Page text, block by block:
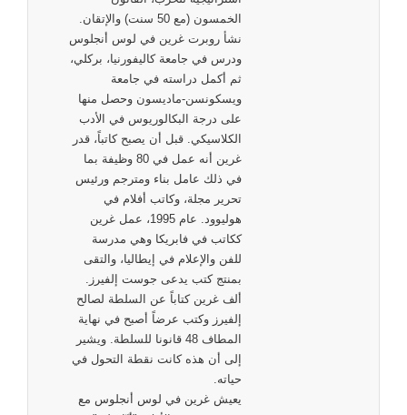
الخمسون (مع 50 سنت) والإتقان.
نشأ روبرت غرين في لوس أنجلوس
ودرس في جامعة كاليفورنيا، بركلي،
ثم أكمل دراسته في جامعة
ويسكونسن-ماديسون وحصل منها
على درجة البكالوريوس في الأدب
الكلاسيكي. قبل أن يصبح كاتباً، قدر
غرين أنه عمل في 80 وظيفة بما
في ذلك عامل بناء ومترجم ورئيس
تحرير مجلة، وكاتب أفلام في
هوليوود. عام 1995، عمل غرين
ككاتب في فابريكا وهي مدرسة
للفن والإعلام في إيطاليا، والتقى
بمنتج كتب يدعى جوست إلفيرز.
ألف غرين كتاباً عن السلطة لصالح
إلفيرز وكتب عرضاً أصبح في نهاية
المطاف 48 قانونا للسلطة. ويشير
إلى أن هذه كانت نقطة التحول في
حياته.
يعيش غرين في لوس أنجلوس مع